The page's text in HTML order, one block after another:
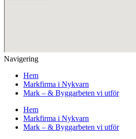
Navigering
Hem
Markfirma i Nykvarn
Mark – & Byggarbeten vi utför
Hem
Markfirma i Nykvarn
Mark – & Byggarbeten vi utför